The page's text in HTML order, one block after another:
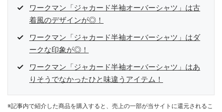
ワークマン「ジャカード半袖オーバーシャツ」は古
着風のデザインが◎！
ワークマン「ジャカード半袖オーバーシャツ」はダ
ークな印象が◎！
ワークマン「ジャカード半袖オーバーシャツ」はあ
りそうでなかったひと味違うアイテム！
※記事内で紹介した商品を購入すると、売上の一部が当サイトに還元されるこ